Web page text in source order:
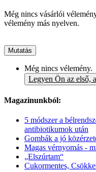
Még nincs vásárlói
vélemény más nyelven.
Mutatás
Még nincs vélemény.
Legyen Ön az első,
Magazinunkból:
5 módszer a
antibiotikumok után
Gombák a jó
Magas vérnyomás -
„Elszúrtam“
Cukormentes,